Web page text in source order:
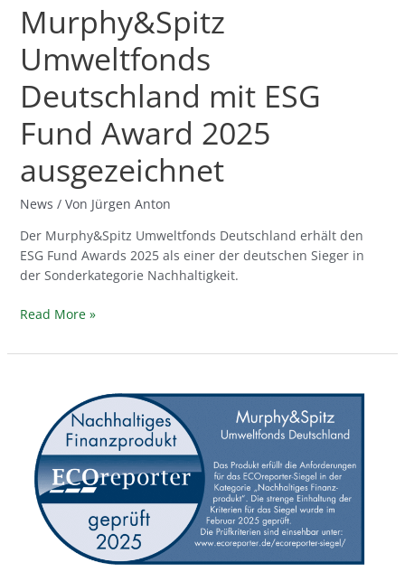
Murphy&Spitz
Umweltfonds
Deutschland mit ESG
Fund Award 2025
ausgezeichnet
News / Von Jürgen Anton
Der Murphy&Spitz Umweltfonds Deutschland erhält den
ESG Fund Awards 2025 als einer der deutschen Sieger in
der Sonderkategorie Nachhaltigkeit.
Read More »
Murphy&Spitz
Umweltfonds
Deutschland